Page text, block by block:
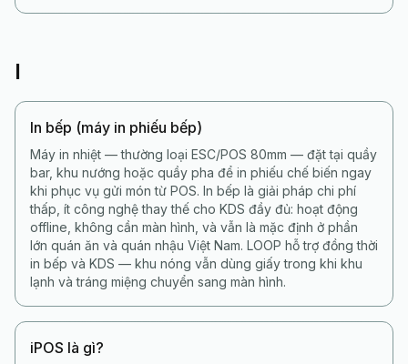
I
In bếp (máy in phiếu bếp)
Máy in nhiệt — thường loại ESC/POS 80mm — đặt tại quầy
bar, khu nướng hoặc quầy pha để in phiếu chế biến ngay
khi phục vụ gửi món từ POS. In bếp là giải pháp chi phí
thấp, ít công nghệ thay thế cho KDS đầy đủ: hoạt động
offline, không cần màn hình, và vẫn là mặc định ở phần
lớn quán ăn và quán nhậu Việt Nam. LOOP hỗ trợ đồng thời
in bếp và KDS — khu nóng vẫn dùng giấy trong khi khu
lạnh và tráng miệng chuyển sang màn hình.
iPOS là gì?